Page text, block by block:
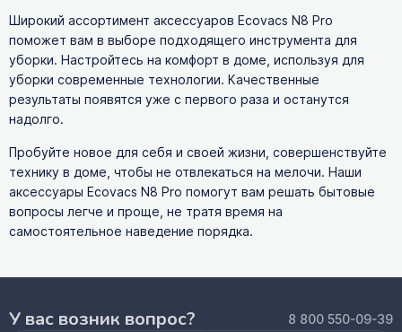
Широкий ассортимент аксессуаров Ecovacs N8 Pro
поможет вам в выборе подходящего инструмента для
уборки. Настройтесь на комфорт в доме, используя для
уборки современные технологии. Качественные
результаты появятся уже с первого раза и останутся
надолго.
Пробуйте новое для себя и своей жизни, совершенствуйте
технику в доме, чтобы не отвлекаться на мелочи. Наши
аксессуары Ecovacs N8 Pro помогут вам решать бытовые
вопросы легче и проще, не тратя время на
самостоятельное наведение порядка.
У вас возник вопрос? 8 800 550-09-39